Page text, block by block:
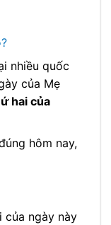
nhiều quốc
của Mẹ
hai của
hôm nay,
của ngày này